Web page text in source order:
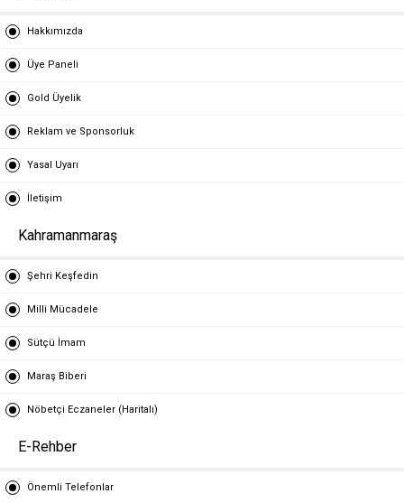
Hakkımızda
Üye Paneli
Gold Üyelik
Reklam ve Sponsorluk
Yasal Uyarı
İletişim
Kahramanmaraş
Şehri Keşfedin
Milli Mücadele
Sütçü İmam
Maraş Biberi
Nöbetçi Eczaneler (Haritalı)
E-Rehber
Önemli Telefonlar